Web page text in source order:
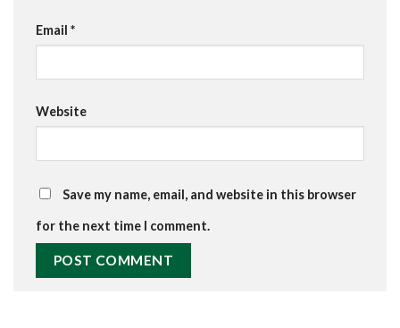
Email *
Website
Save my name, email, and website in this browser
for the next time I comment.